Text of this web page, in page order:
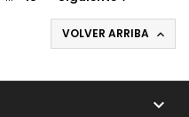
VOLVER ARRIBA 
